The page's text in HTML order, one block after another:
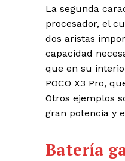
La segunda
procesador, el
dos aristas
capacidad
que en su
POCO X3 Pro,
Otros ejemplos
gran potencia y
Batería